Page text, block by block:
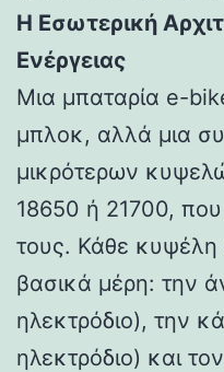
Η Εσωτερική
Ενέργειας
Μια μπαταρία e-
μπλοκ, αλλά μια
μικρότερων
18650 ή 21700,
τους. Κάθε κυψέλη
βασικά μέρη: την
ηλεκτρόδιο), την
ηλεκτρόδιο) και